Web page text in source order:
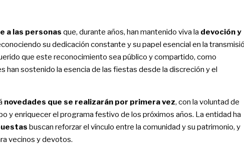
a las personas que, durante años, han mantenido viva la devoción y
su dedicación constante y su papel esencial en la
que este reconocimiento sea público y compartido, como
han sostenido la esencia de las fiestas desde la discreción y el
novedades que se realizarán por primera vez, con la voluntad de
y enriquecer el programa festivo de los próximos años. La entidad ha
buscan reforzar el vínculo entre la comunidad y su patrimonio, y
vecinos y devotos.